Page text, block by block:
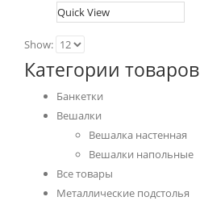
Quick View
Show:
Категории товаров
Банкетки
Вешалки
Вешалка настенная
Вешалки напольные
Все товары
Металлические подстолья